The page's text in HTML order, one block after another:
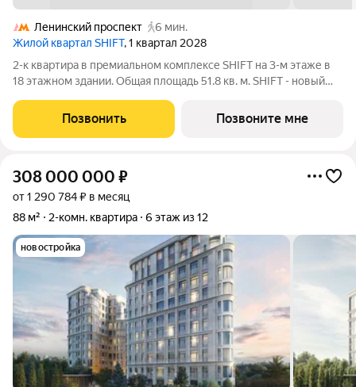
Ленинский проспект
6 мин.
Жилой квартал SHIFT, 1 квартал 2028
2-к квартира в премиальном комплексе SHIFT на 3-м этаже в
18 этажном здании. Общая площадь 51.8 кв. м. SHIFT - новый
районе, в 300 м от Нескучного сада. Главная особенность
проекта - 5 башен, в
Позвонить Позвоните мне
308 000 000 ₽
от 1 290 784 ₽ в месяц
88 м²
2-комн. квартира 6 этаж из 12
новостройка